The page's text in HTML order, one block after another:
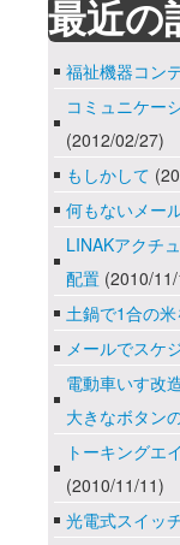
最近の
福祉機器コン
コミュニケー
(2012/02/27)
もしかして
何もないメー
LINAKアクチ
配置 (2010/
土鍋で1合の米
メールでスケ
電動車いす改
大きなボタン
トーキングエ
(2010/11/11)
光電式スイッ